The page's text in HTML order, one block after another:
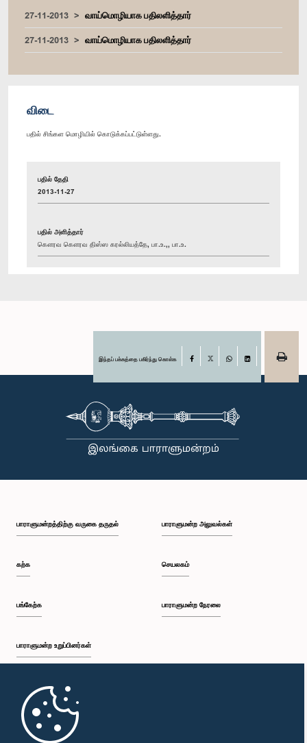
27-11-2013
வாய்மொழியாக பதிலளித்தார்
27-11-2013
வாய்மொழியாக பதிலளித்தார்
விடை
பதில் சிங்கள மொழியில் கொடுக்கப்பட்டுள்ளது.
பதில் தேதி
2013-11-27
பதில் அளித்தார்
கௌரவ கௌரவ திஸ்ஸ கரல்லியத்தே, பா.உ.,, பா.உ.
இந்தப் பக்கத்தை பகிர்ந்து கொள்க Facebook
பாராளுமன்றத்திற்கு வருகை தருதல்
கற்க
பங்கேற்க
பாராளுமன்ற உறுப்பினர்கள்
முதற்பக்கம்
பாராளுமன்ற அலுவல்கள்
செயலகம்
பாராளுமன்ற நேரலை